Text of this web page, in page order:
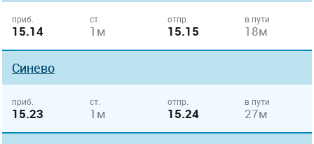
приб.
15.14
ст.
1м
отпр.
15.15
в пути
18м
Синево
приб.
15.23
ст.
1м
отпр.
15.24
в пути
27м